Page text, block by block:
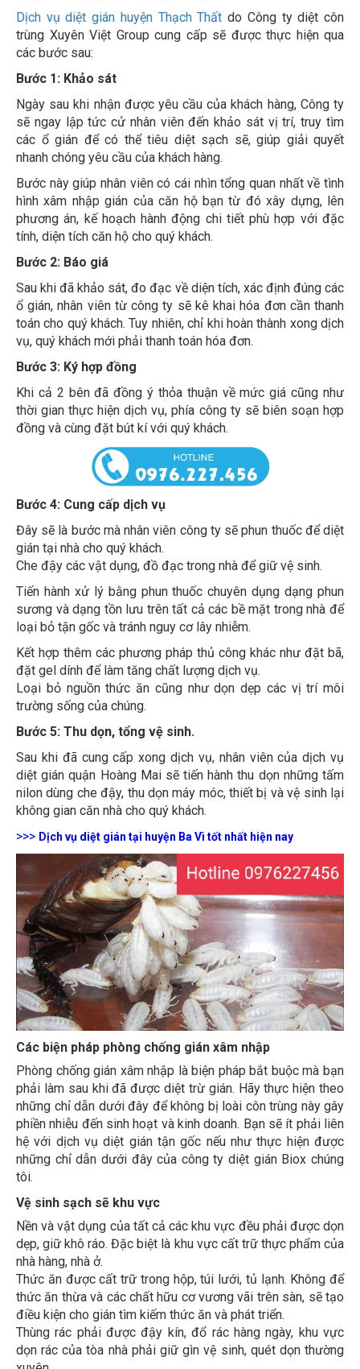
Dịch vụ diệt gián huyện Thạch Thất
do Công ty diệt côn
trùng Xuyên Việt Group cung cấp sẽ được thực hiện qua
các bước sau:
Bước 1: Khảo sát
Ngày sau khi nhận được yêu cầu của khách hàng, Công ty
sẽ ngay lập tức cử nhân viên đến khảo sát vị trí, truy tìm
các ổ gián để có thể tiêu diệt sạch sẽ, giúp giải quyết
nhanh chóng yêu cầu của khách hàng.
Bước này giúp nhân viên có cái nhìn tổng quan nhất về tình
hình xâm nhập gián của căn hộ bạn từ đó xây dựng, lên
phương án, kế hoạch hành động chi tiết phù hợp với đặc
tính, diện tích căn hộ cho quý khách.
Bước 2: Báo giá
Sau khi đã khảo sát, đo đạc về diện tích, xác định đúng các
ổ gián, nhân viên từ công ty sẽ kê khai hóa đơn cần thanh
toán cho quý khách. Tuy nhiên, chỉ khi hoàn thành xong dịch
vụ, quý khách mới phải thanh toán hóa đơn.
Bước 3: Ký hợp đồng
Khi cả 2 bên đã đồng ý thỏa thuận về mức giá cũng như
thời gian thực hiện dịch vụ, phía công ty sẽ biên soạn hợp
đồng và cùng đặt bút kí với quý khách.
Bước 4: Cung cấp dịch vụ
Đây sẽ là bước mà nhân viên công ty sẽ phun thuốc để diệt
gián tại nhà cho quý khách.
Che đậy các vật dụng, đồ đạc trong nhà để giữ vệ sinh.
Tiến hành xử lý bằng phun thuốc chuyên dụng dạng phun
sương và dạng tồn lưu trên tất cả các bề mặt trong nhà để
loại bỏ tận gốc và tránh nguy cơ lây nhiễm.
Kết hợp thêm các phương pháp thủ công khác như đặt bã,
đặt gel dính để làm tăng chất lượng dịch vụ.
Loại bỏ nguồn thức ăn cũng như dọn dẹp các vị trí môi
trường sống của chúng.
Bước 5: Thu dọn, tổng vệ sinh.
Sau khi đã cung cấp xong dịch vụ, nhân viên của dịch vụ
diệt gián quận Hoàng Mai sẽ tiến hành thu dọn những tấm
nilon dùng che đậy, thu dọn máy móc, thiết bị và vệ sinh lại
không gian căn nhà cho quý khách.
tốt nhất hiện nay
Các biện pháp phòng chống gián xâm nhập
Phòng chống gián xâm nhập là biện pháp bắt buộc mà bạn
phải làm sau khi đã được diệt trừ gián. Hãy thực hiện theo
những chỉ dẫn dưới đây để không bị loài côn trùng này gây
phiền nhiễu đến sinh hoạt và kinh doanh. Bạn sẽ ít phải liên
hệ với dịch vụ diệt gián tận gốc nếu như thực hiện được
những chỉ dẫn dưới đây của công ty diệt gián Biox chúng
tôi.
Vệ sinh sạch sẽ khu vực
Nền và vật dụng của tất cả các khu vực đều phải được dọn
dẹp, giữ khô ráo. Đặc biệt là khu vực cất trữ thực phẩm của
nhà hàng, nhà ở.
Thức ăn được cất trữ trong hộp, túi lưới, tủ lạnh. Không để
thức ăn thừa và các chất hữu cơ vương vãi trên sàn, sẽ tạo
điều kiện cho gián tìm kiếm thức ăn và phát triển.
Thùng rác phải được đậy kín, đổ rác hàng ngày, khu vực
dọn rác của tòa nhà phải giữ gìn vệ sinh, quét dọn thường
xuyên.